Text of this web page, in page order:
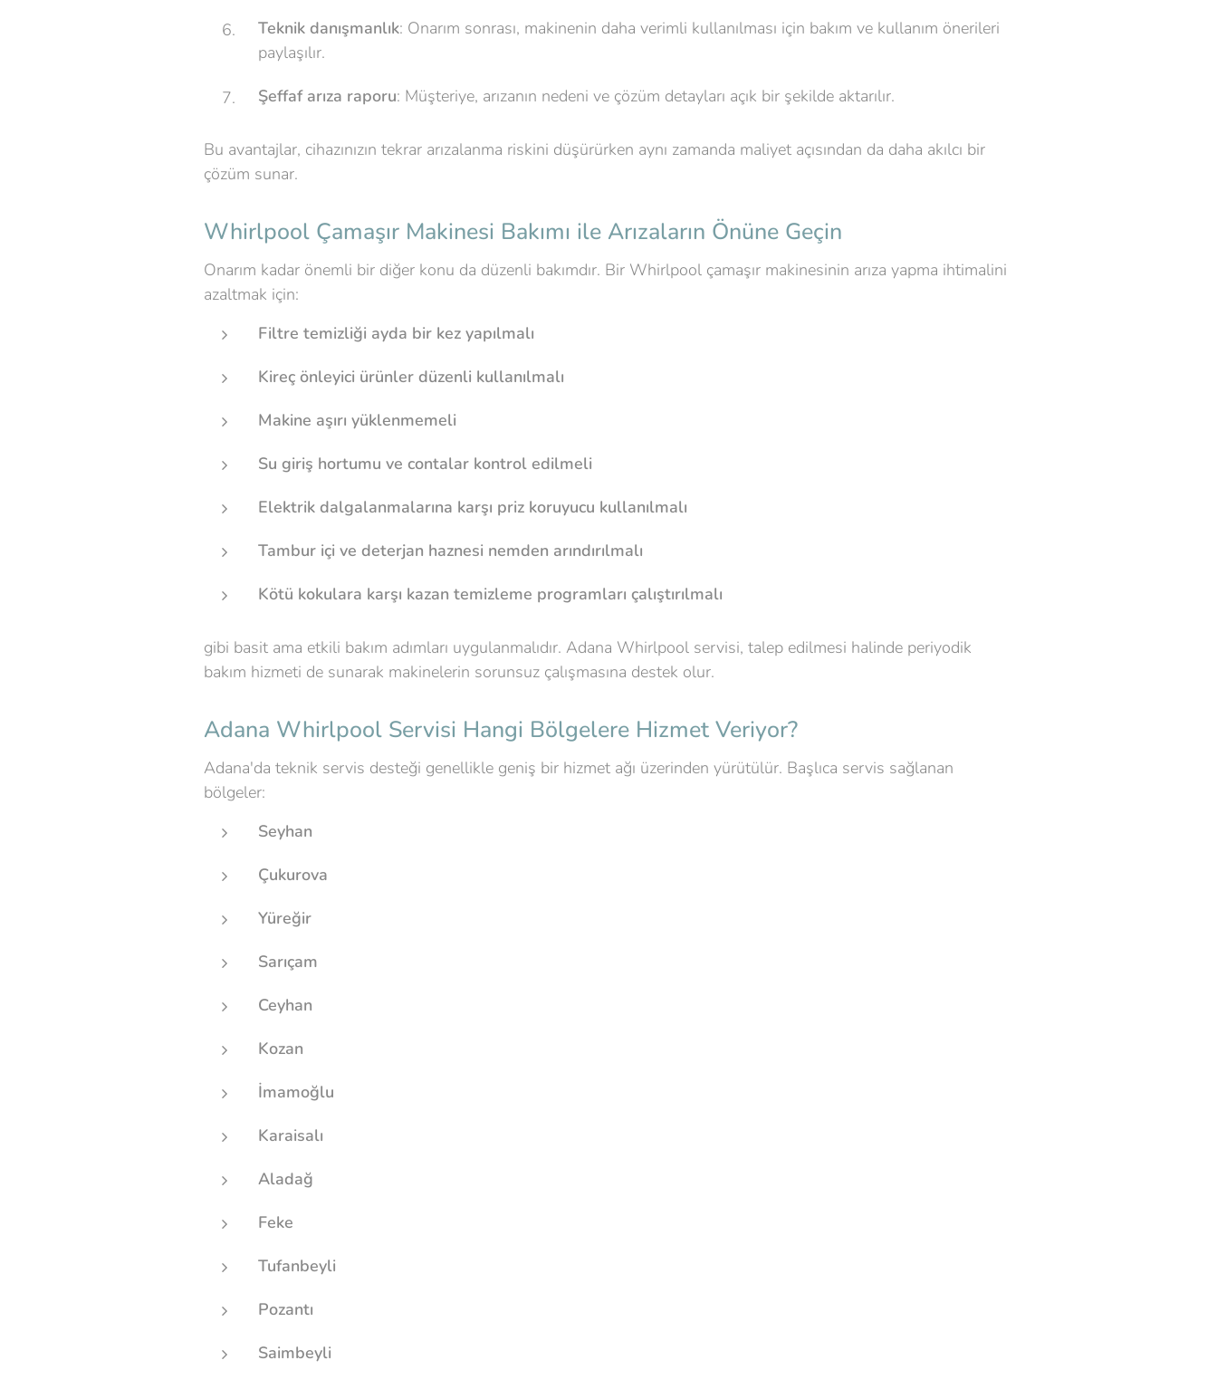
Teknik danışmanlık: Onarım sonrası, makinenin daha verimli kullanılması için bakım ve kullanım önerileri
paylaşılır.
Şeffaf arıza raporu: Müşteriye, arızanın nedeni ve çözüm detayları açık bir şekilde aktarılır.
Bu avantajlar, cihazınızın tekrar arızalanma riskini düşürürken aynı zamanda maliyet açısından da daha akılcı bir
çözüm sunar.
Whirlpool Çamaşır Makinesi Bakımı ile Arızaların Önüne Geçin
Onarım kadar önemli bir diğer konu da düzenli bakımdır. Bir Whirlpool çamaşır makinesinin arıza yapma ihtimalini
azaltmak için:
Filtre temizliği ayda bir kez yapılmalı
Kireç önleyici ürünler düzenli kullanılmalı
Makine aşırı yüklenmemeli
Su giriş hortumu ve contalar kontrol edilmeli
Elektrik dalgalanmalarına karşı priz koruyucu kullanılmalı
Tambur içi ve deterjan haznesi nemden arındırılmalı
Kötü kokulara karşı kazan temizleme programları çalıştırılmalı
gibi basit ama etkili bakım adımları uygulanmalıdır. Adana Whirlpool servisi, talep edilmesi halinde periyodik
bakım hizmeti de sunarak makinelerin sorunsuz çalışmasına destek olur.
Adana Whirlpool Servisi Hangi Bölgelere Hizmet Veriyor?
Adana'da teknik servis desteği genellikle geniş bir hizmet ağı üzerinden yürütülür. Başlıca servis sağlanan
bölgeler:
Seyhan
Çukurova
Yüreğir
Sarıçam
Ceyhan
Kozan
İmamoğlu
Karaisalı
Aladağ
Feke
Tufanbeyli
Pozantı
Saimbeyli